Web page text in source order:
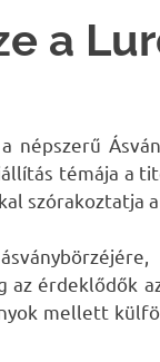
a
népszerű
témája a
szórakoztatja
érdeklődők
mellett